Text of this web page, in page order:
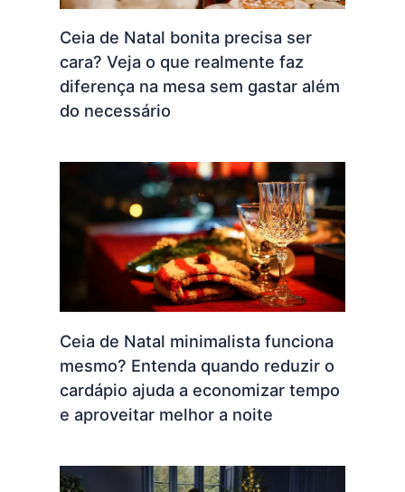
Ceia de Natal bonita precisa ser
cara? Veja o que realmente faz
diferença na mesa sem gastar além
do necessário
Ceia de Natal minimalista funciona
mesmo? Entenda quando reduzir o
cardápio ajuda a economizar tempo
e aproveitar melhor a noite